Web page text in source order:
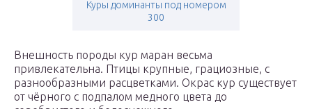
Куры доминанты под номером
300
Внешность породы кур маран весьма
привлекательна. Птицы крупные, грациозные, с
разнообразными расцветками. Окрас кур существует
от чёрного с подпалом медного цвета до